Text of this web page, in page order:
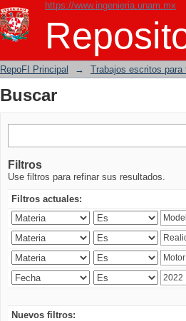
https://www.ingenieria.unam.mx
Buscar
RepoFI Principal → Trabajos escritos para
Buscar
Filtros
Use filtros para refinar sus resultados.
Filtros actuales:
Nuevos filtros: